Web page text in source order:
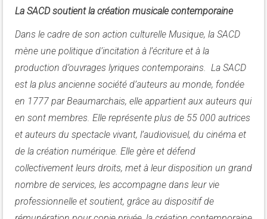
La SACD soutient la création musicale contemporaine
Dans le cadre de son action culturelle Musique, la SACD
mène une politique d’incitation à l’écriture et à la
production d’ouvrages lyriques contemporains. La SACD
est la plus ancienne société d’auteurs au monde, fondée
en 1777 par Beaumarchais, elle appartient aux auteurs qui
en sont membres. Elle représente plus de 55 000 autrices
et auteurs du spectacle vivant, l’audiovisuel, du cinéma et
de la création numérique. Elle gère et défend
collectivement leurs droits, met à leur disposition un grand
nombre de services, les accompagne dans leur vie
professionnelle et soutient, grâce au dispositif de